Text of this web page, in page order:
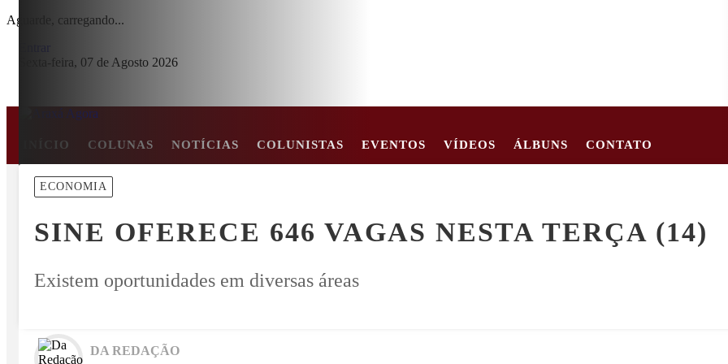
Aguarde, carregando...
Sexta-feira, 07 de Agosto 2026
INÍCIO COLUNAS NOTÍCIAS COLUNISTAS EVENTOS VÍDEOS ÁLBUNS CONTATO
MENU
ECONOMIA
SINE OFERECE 646 VAGAS NESTA TERÇA (14)
Existem oportunidades em diversas áreas
DA REDAÇÃO